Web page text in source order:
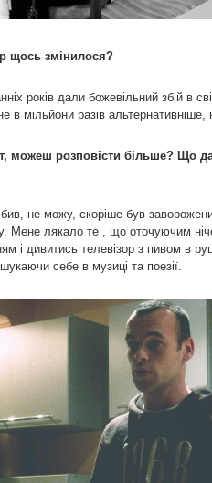
щось змінилося?
років дали божевільний збій в
в мільйони разів альтернативніше,
можеш розповісти більше? Що
не можу, скоріше був
Мене лякало те , що оточуючим
і дивитись телевізор з пивом в
себе в музиці та поезії.